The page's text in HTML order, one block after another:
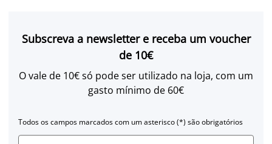
Subscreva a newsletter e receba um voucher
de 10€
O vale de 10€ só pode ser utilizado na loja, com um
gasto mínimo de 60€
Todos os campos marcados com um asterisco (*) são obrigatórios